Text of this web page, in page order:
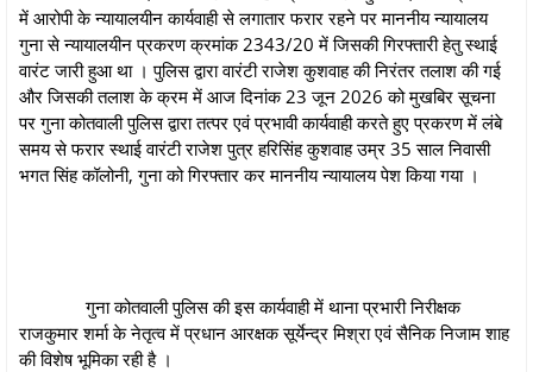
में आरोपी के न्यायालयीन कार्यवाही से लगातार फरार रहने पर माननीय न्यायालय
गुना से न्यायालयीन प्रकरण क्रमांक 2343/20 में जिसकी गिरफ्तारी हेतु स्थाई
वारंट जारी हुआ था । पुलिस द्वारा वारंटी राजेश कुशवाह की निरंतर तलाश की गई
और जिसकी तलाश के क्रम में आज दिनांक 23 जून 2026 को मुखबिर सूचना
पर गुना कोतवाली पुलिस द्वारा तत्पर एवं प्रभावी कार्यवाही करते हुए प्रकरण में लंबे
समय से फरार स्थाई वारंटी राजेश पुत्र हरिसिंह कुशवाह उम्र 35 साल निवासी
भगत सिंह कॉलोनी, गुना को गिरफ्तार कर माननीय न्यायालय पेश किया गया ।
गुना कोतवाली पुलिस की इस कार्यवाही में थाना प्रभारी निरीक्षक
राजकुमार शर्मा के नेतृत्व में प्रधान आरक्षक सूर्येन्द्र मिश्रा एवं सैनिक निजाम शाह
की विशेष भूमिका रही है ।